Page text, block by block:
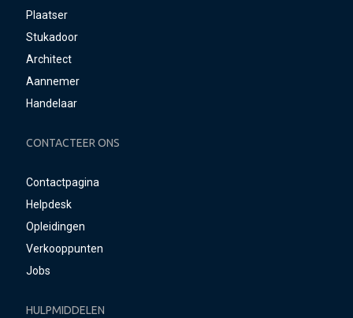
Plaatser
Stukadoor
Architect
Aannemer
Handelaar
CONTACTEER ONS
Contactpagina
Helpdesk
Opleidingen
Verkooppunten
Jobs
HULPMIDDELEN